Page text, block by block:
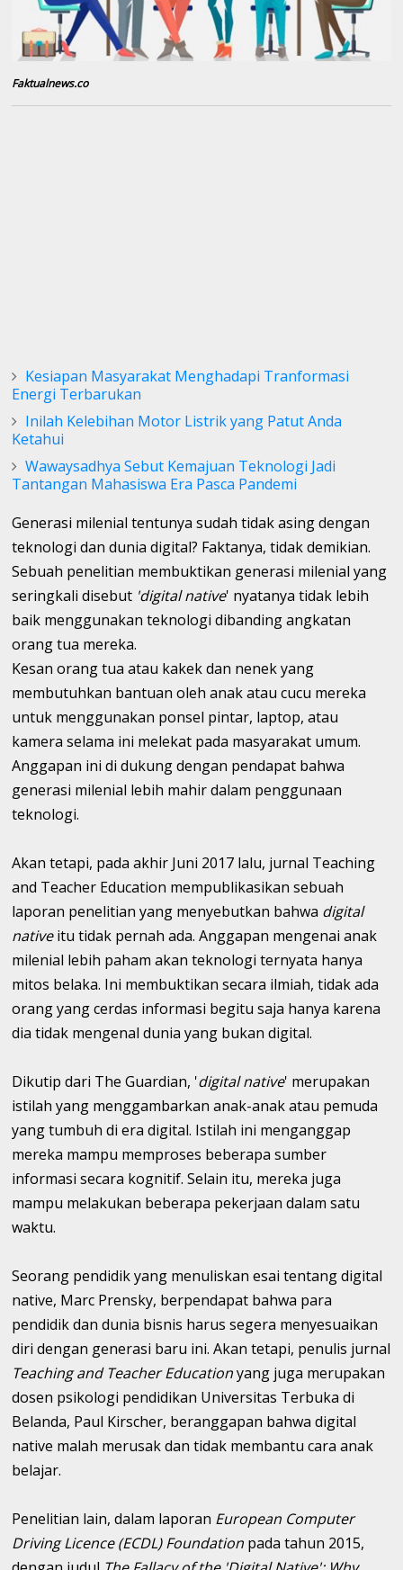
Faktualnews.co
Kesiapan Masyarakat Menghadapi Tranformasi
Energi Terbarukan
Inilah Kelebihan Motor Listrik yang Patut Anda
Ketahui
Wawaysadhya Sebut Kemajuan Teknologi Jadi
Tantangan Mahasiswa Era Pasca Pandemi
Generasi milenial tentunya sudah tidak asing dengan
teknologi dan dunia digital? Faktanya, tidak demikian.
Sebuah penelitian membuktikan generasi milenial yang
seringkali disebut 'digital native' nyatanya tidak lebih
baik menggunakan teknologi dibanding angkatan
orang tua mereka.
Kesan orang tua atau kakek dan nenek yang
membutuhkan bantuan oleh anak atau cucu mereka
untuk menggunakan ponsel pintar, laptop, atau
kamera selama ini melekat pada masyarakat umum.
Anggapan ini di dukung dengan pendapat bahwa
generasi milenial lebih mahir dalam penggunaan
teknologi.
Akan tetapi, pada akhir Juni 2017 lalu, jurnal Teaching
and Teacher Education mempublikasikan sebuah
laporan penelitian yang menyebutkan bahwa digital
nativeitu tidak pernah ada. Anggapan mengenai anak
milenial lebih paham akan teknologi ternyata hanya
mitos belaka. Ini membuktikan secara ilmiah, tidak ada
orang yang cerdas informasi begitu saja hanya karena
dia tidak mengenal dunia yang bukan digital.
Dikutip dari The Guardian, 'digital native' merupakan
istilah yang menggambarkan anak-anak atau pemuda
yang tumbuh di era digital. Istilah ini menganggap
mereka mampu memproses beberapa sumber
informasi secara kognitif. Selain itu, mereka juga
mampu melakukan beberapa pekerjaan dalam satu
waktu.
Seorang pendidik yang menuliskan esai tentang digital
native, Marc Prensky, berpendapat bahwa para
pendidik dan dunia bisnis harus segera menyesuaikan
diri dengan generasi baru ini. Akan tetapi, penulis jurnal
Teaching and Teacher Educationyang juga merupakan
dosen psikologi pendidikan Universitas Terbuka di
Belanda, Paul Kirscher, beranggapan bahwa digital
native malah merusak dan tidak membantu cara anak
belajar.
Penelitian lain, dalam laporan European Computer
Driving Licence (ECDL) Foundation pada tahun 2015,